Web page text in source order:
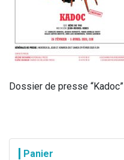
Dossier de presse “Kadoc”
Panier